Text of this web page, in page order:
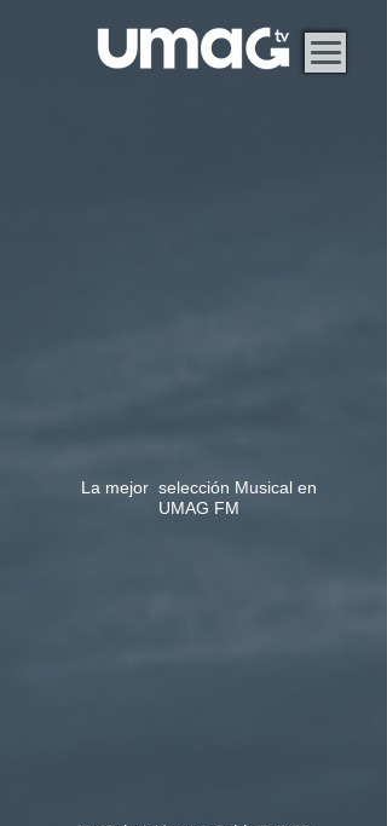
La mejor selección Musical en
UMAG FM